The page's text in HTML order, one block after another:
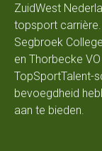
ZuidWest
topsport
Segbroek
en Thorbecke
TopSportTalent-
bevoegdheid
aan te bieden.